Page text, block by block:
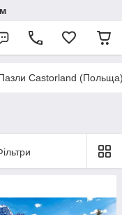
Castorland